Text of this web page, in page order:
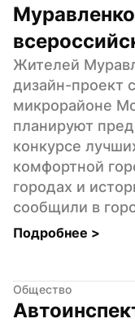
Жителей
дизайн-проект
микрорайоне
планируют
конкурсе
комфортной
городах и
сообщили в
Подробнее >
Общество